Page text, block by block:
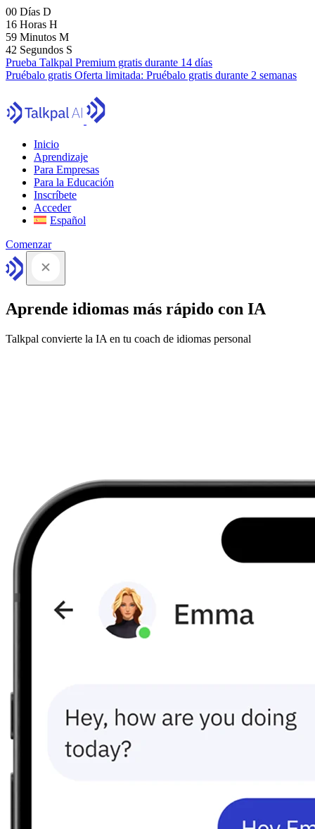
00 Días D
16 Horas H
59 Minutos M
41 Segundos S
Prueba Talkpal Premium gratis durante 14 días
Pruébalo gratis Oferta limitada: Pruébalo gratis durante 2 semanas
Inicio
Aprendizaje
Para Empresas
Para la Educación
Inscríbete
Acceder
Español
Comenzar
Aprende idiomas más rápido con IA
Talkpal convierte la IA en tu coach de idiomas personal